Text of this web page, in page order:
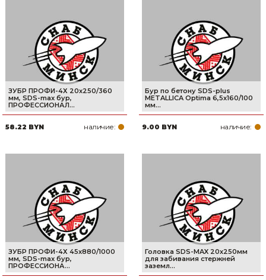
ЗУБР ПРОФИ-4Х 20x250/360
мм, SDS-max бур,
ПРОФЕССИОНАЛ...
58.22 BYN наличие:
Бур по бетону SDS-plus
METALLICA Optima 6,5х160/100
мм...
9.00 BYN наличие:
ЗУБР ПРОФИ-4Х 45x880/1000
мм, SDS-max бур,
ПРОФЕССИОНА...
Головка SDS-MAX 20х250мм
для забивания стержней
заземл...